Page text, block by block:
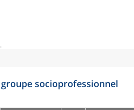
socioprofessionnel